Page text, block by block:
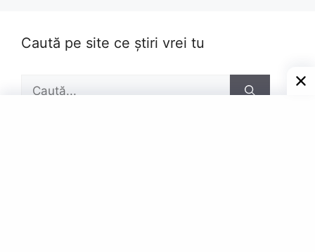
Caută pe site ce știri vrei tu
după: